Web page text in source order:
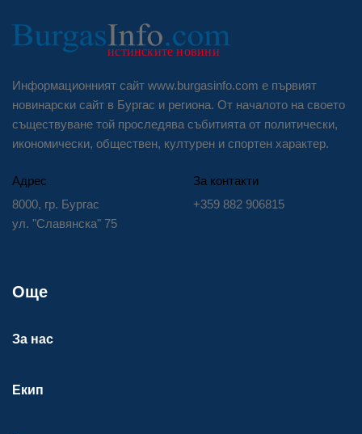
Информационният сайт www.burgasinfo.com е първият
новинарски сайт в Бургас и региона. От началото на своето
съществуване той проследява събитията от политически,
икономически, обществен, културен и спортен характер.
Адрес
8000, гр. Бургас
ул. "Славянска" 75
За контакти
+359 882 906815
Още
За нас
Екип